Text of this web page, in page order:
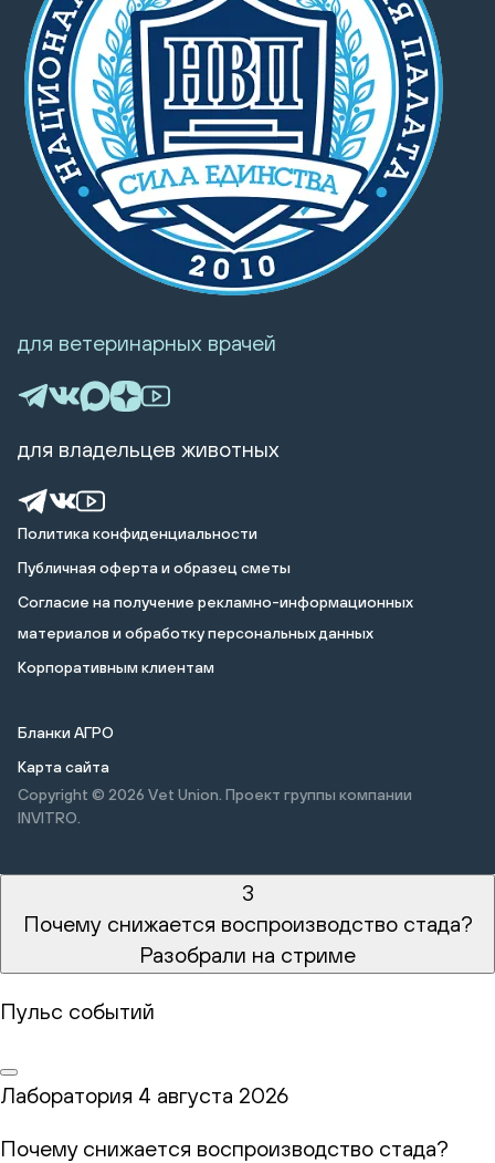
Политика конфиденциальности
Публичная оферта и образец сметы
Cогласие на получение рекламно-информационных
материалов и обработку персональных данных
Корпоративным клиентам
Бланки АГРО
Карта сайта
Copyright © 2026 Vet Union. Проект группы компании
INVITRO.
для ветеринарных врачей
для владельцев животных
3
Почему снижается воспроизводство стада?
Разобрали на стриме
Пульс событий
Лаборатория 4 августа 2026
Почему снижается воспроизводство стада?